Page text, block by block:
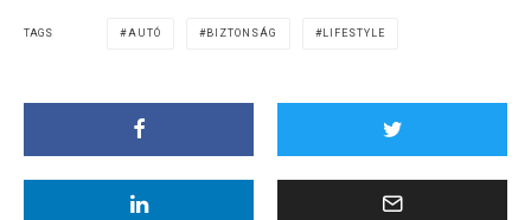
TAGS AUTÓ BIZTONSÁG LIFESTYLE